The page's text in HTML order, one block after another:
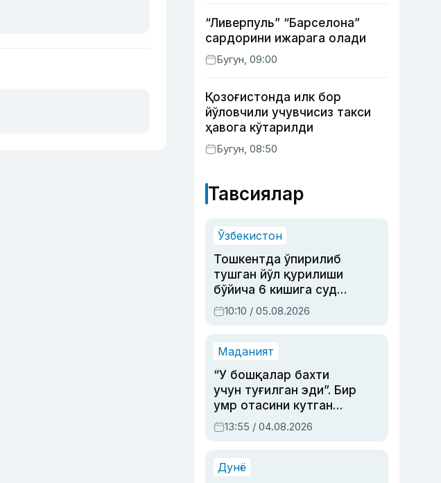
“Ливерпуль” “Барселона”
сардорини ижарага олади
Бугун, 09:00
Қозоғистонда илк бор
йўловчили учувчисиз такси
ҳавога кўтарилди
Бугун, 08:50
Тавсиялар
Ўзбекистон
Тошкентда ўпирилиб
тушган йўл қурилиши
бўйича 6 кишига суд
ҳукми ўқилди
10:10 / 05.08.2026
Маданият
“У бошқалар бахти
учун туғилган эди”. Бир
умр отасини кутган
актриса ва дубльяж
устаси Римма
синовларга тўла ҳаёти
13:55 / 04.08.2026
Дунё